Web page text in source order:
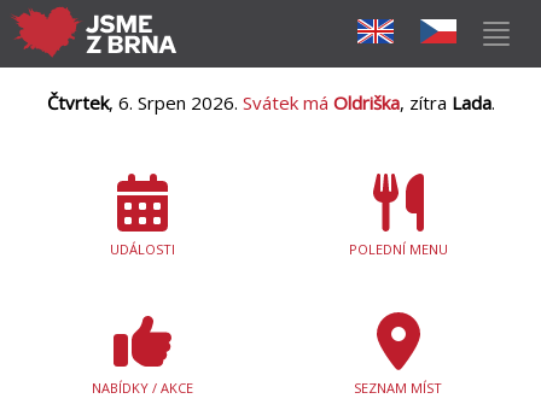
Čtvrtek, 6. Srpen 2026. Svátek má Oldriška, zítra Lada.
UDÁLOSTI POLEDNÍ MENU
NABÍDKY / AKCE SEZNAM MÍST